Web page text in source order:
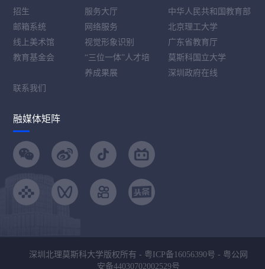
招生
服务大厅
邮箱系统
网络服务
线上美术馆
视觉形象识别
教育基金会
“三位一体”人才培
养成果展
联系我们
中华人民共和国教育部
北京理工大学
广东省教育厅
莫斯科国立大学
深圳政府在线
融媒体矩阵
深圳北理莫斯科大学版权所有 - 粤ICP备16056390号 - 粤公网
安备44030702002529号